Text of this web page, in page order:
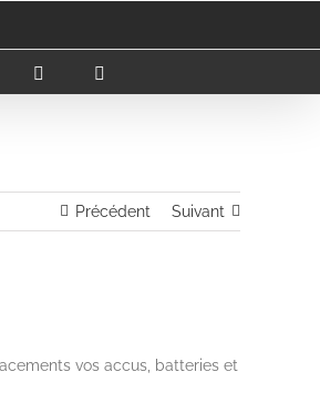
Précédent Suivant
vos accus, batteries et